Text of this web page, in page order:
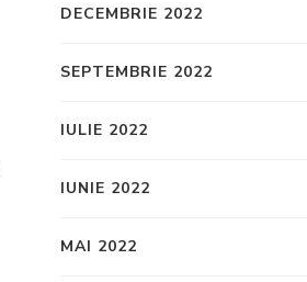
DECEMBRIE 2022
SEPTEMBRIE 2022
IULIE 2022
IUNIE 2022
MAI 2022